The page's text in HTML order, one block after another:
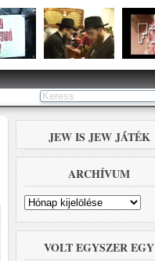
JEW IS JEW JÁTÉK
ARCHÍVUM
Archívum
VOLT EGYSZER EGY